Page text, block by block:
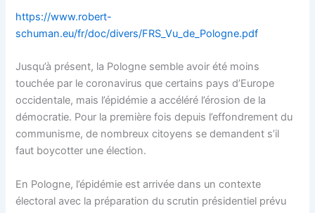
https://www.robert-
schuman.eu/fr/doc/divers/FRS_Vu_de_Pologne.pdf
Jusqu’à présent, la Pologne semble avoir été moins
touchée par le coronavirus que certains pays d’Europe
occidentale, mais l’épidémie a accéléré l’érosion de la
démocratie. Pour la première fois depuis l’effondrement du
communisme, de nombreux citoyens se demandent s’il
faut boycotter une élection.
En Pologne, l’épidémie est arrivée dans un contexte
électoral avec la préparation du scrutin présidentiel prévu